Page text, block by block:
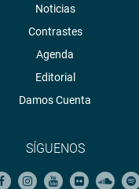
Noticias
Contrastes
Agenda
Editorial
Damos Cuenta
SÍGUENOS